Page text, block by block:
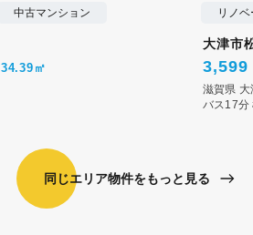
中古マンション
34.39㎡
リノ
大津市
3,599
滋賀県
バス17分
同じエリア物件をもっと見る